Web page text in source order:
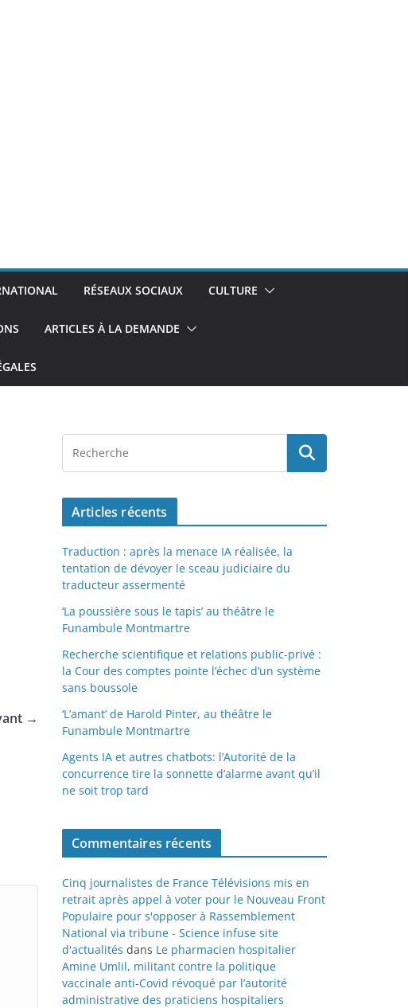
RÉSEAUX SOCIAUX CULTURE
ARTICLES À LA DEMANDE
→
Articles récents
Traduction : après la menace IA réalisée, la
tentation de dévoyer le sceau judiciaire du
traducteur assermenté
‘La poussière sous le tapis’ au théâtre le
Funambule Montmartre
Recherche scientifique et relations public-privé :
la Cour des comptes pointe l’échec d’un système
sans boussole
‘L’amant’ de Harold Pinter, au théâtre le
Funambule Montmartre
Agents IA et autres chatbots: l’Autorité de la
concurrence tire la sonnette d’alarme avant qu’il
ne soit trop tard
Commentaires récents
Cinq journalistes de France Télévisions mis en
retrait après appel à voter pour le Nouveau Front
Populaire pour s'opposer à Rassemblement
National via tribune - Science infuse site
d'actualités dans Le pharmacien hospitalier
Amine Umlil, militant contre la politique
vaccinale anti-Covid révoqué par l’autorité
administrative des praticiens hospitaliers